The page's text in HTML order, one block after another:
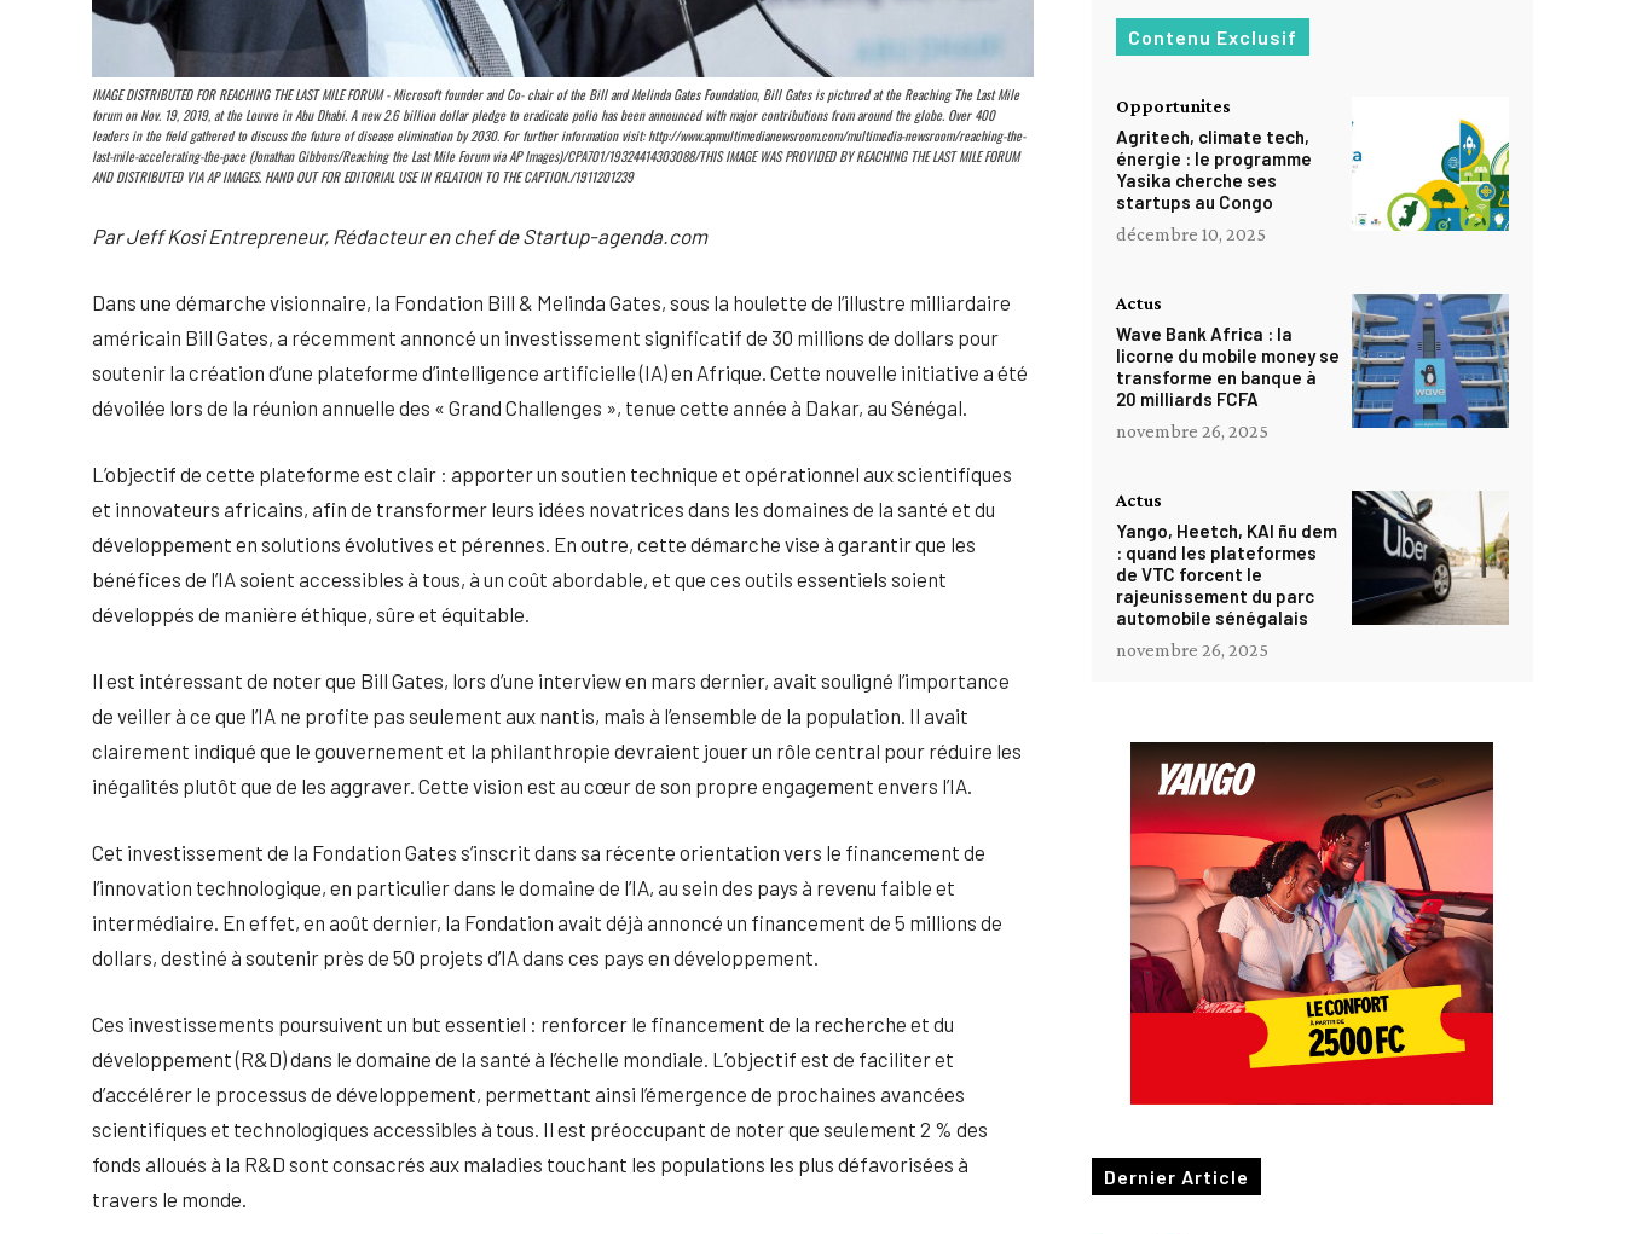
IMAGE DISTRIBUTED FOR REACHING THE LAST MILE FORUM - Microsoft founder and Co- chair of the Bill and Melinda Gates Foundation, Bill Gates is pictured at the Reaching The Last Mile
forum on Nov. 19, 2019, at the Louvre in Abu Dhabi. A new 2.6 billion dollar pledge to eradicate polio has been announced with major contributions from around the globe. Over 400
leaders in the field gathered to discuss the future of disease elimination by 2030. For further information visit: http://www.apmultimedianewsroom.com/multimedia-newsroom/reaching-the-
last-mile-accelerating-the-pace (Jonathan Gibbons/Reaching the Last Mile Forum via AP Images)/CPA701/19324414303088/THIS IMAGE WAS PROVIDED BY REACHING THE LAST MILE FORUM
AND DISTRIBUTED VIA AP IMAGES. HAND OUT FOR EDITORIAL USE IN RELATION TO THE CAPTION./1911201239
Par Jeff Kosi Entrepreneur, Rédacteur en chef de Startup-agenda.com
Dans une démarche visionnaire, la Fondation Bill & Melinda Gates, sous la houlette de l’illustre milliardaire
américain Bill Gates, a récemment annoncé un investissement significatif de 30 millions de dollars pour
soutenir la création d’une plateforme d’intelligence artificielle (IA) en Afrique. Cette nouvelle initiative a été
dévoilée lors de la réunion annuelle des « Grand Challenges », tenue cette année à Dakar, au Sénégal.
L’objectif de cette plateforme est clair : apporter un soutien technique et opérationnel aux scientifiques
et innovateurs africains, afin de transformer leurs idées novatrices dans les domaines de la santé et du
développement en solutions évolutives et pérennes. En outre, cette démarche vise à garantir que les
bénéfices de l’IA soient accessibles à tous, à un coût abordable, et que ces outils essentiels soient
développés de manière éthique, sûre et équitable.
Il est intéressant de noter que Bill Gates, lors d’une interview en mars dernier, avait souligné l’importance
de veiller à ce que l’IA ne profite pas seulement aux nantis, mais à l’ensemble de la population. Il avait
clairement indiqué que le gouvernement et la philanthropie devraient jouer un rôle central pour réduire les
inégalités plutôt que de les aggraver. Cette vision est au cœur de son propre engagement envers l’IA.
Cet investissement de la Fondation Gates s’inscrit dans sa récente orientation vers le financement de
l’innovation technologique, en particulier dans le domaine de l’IA, au sein des pays à revenu faible et
intermédiaire. En effet, en août dernier, la Fondation avait déjà annoncé un financement de 5 millions de
dollars, destiné à soutenir près de 50 projets d’IA dans ces pays en développement.
Ces investissements poursuivent un but essentiel : renforcer le financement de la recherche et du
développement (R&D) dans le domaine de la santé à l’échelle mondiale. L’objectif est de faciliter et
d’accélérer le processus de développement, permettant ainsi l’émergence de prochaines avancées
scientifiques et technologiques accessibles à tous. Il est préoccupant de noter que seulement 2 % des
fonds alloués à la R&D sont consacrés aux maladies touchant les populations les plus défavorisées à
travers le monde.
Contenu Exclusif
Opportunites
Agritech, climate tech,
énergie : le programme
Yasika cherche ses
startups au Congo
décembre 10, 2025
Actus
Wave Bank Africa : la
licorne du mobile money se
transforme en banque à
20 milliards FCFA
novembre 26, 2025
Actus
Yango, Heetch, KAI ñu dem
: quand les plateformes
de VTC forcent le
rajeunissement du parc
automobile sénégalais
novembre 26, 2025
Dernier Article